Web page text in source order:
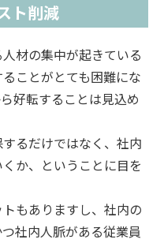
ト削減
材の集中が起きている
ことがとても困難にな
好転することは見込め
るだけではなく、社内
か、ということに目を
もありますし、社内の
社内人脈がある従業員